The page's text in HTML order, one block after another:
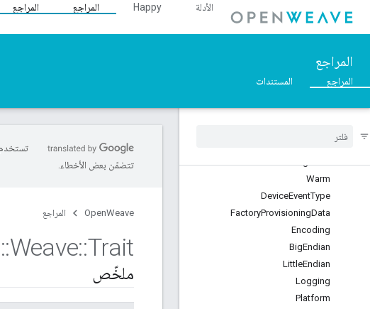
الأدلة Happy المراجع
المراجع
المراجع
المراجع المستندات
InetLayer
Development
DeviceCA
Production
Warm
DeviceEventType
FactoryProvisioningData
Encoding
BigEndian
LittleEndian
Logging
Platform
تتضمّن بعض الأخطاء.
OpenWeave المراجع
::Weave::Trait
ملخّص